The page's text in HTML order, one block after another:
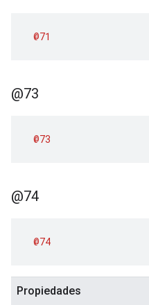
@71
@73
@73
@74
@74
Propiedades